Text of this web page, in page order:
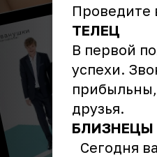
Проведите
ТЕЛЕЦ
В первой
успехи.
друзья.
БЛИЗНЕЦЫ
Сегодня